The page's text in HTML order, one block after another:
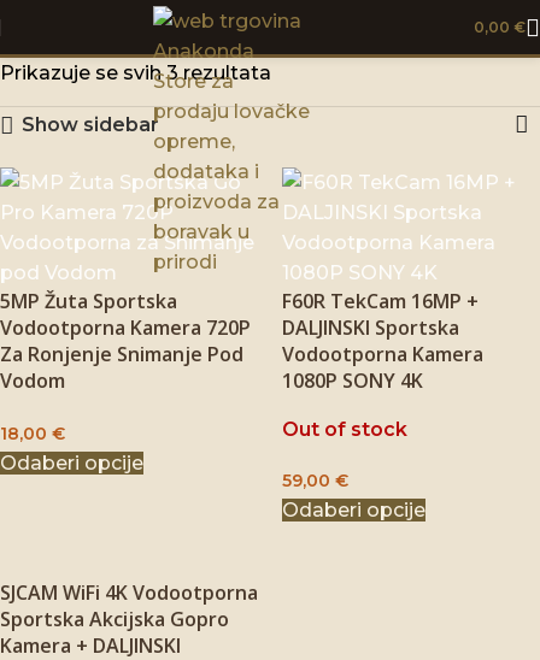
0,00 €
Prikazuje se svih 3 rezultata
Show sidebar
5MP Žuta Sportska
Vodootporna Kamera 720P
Za Ronjenje Snimanje Pod
Vodom
18,00 €
Odaberi opcije
F60R TekCam 16MP +
DALJINSKI Sportska
Vodootporna Kamera
1080P SONY 4K
Out of stock
59,00 €
Odaberi opcije
SJCAM WiFi 4K Vodootporna
Sportska Akcijska Gopro
Kamera + DALJINSKI